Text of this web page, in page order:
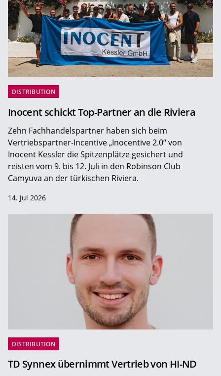
DISTRIBUTION
Inocent schickt Top-Partner an die Riviera
Zehn Fachhandelspartner haben sich beim
Vertriebspartner-Incentive „Inocentive 2.0“ von
Inocent Kessler die Spitzenplätze gesichert und
reisten vom 9. bis 12. Juli in den Robinson Club
Camyuva an der türkischen Riviera.
14. Jul 2026
DISTRIBUTION
TD Synnex übernimmt Vertrieb von HI-ND